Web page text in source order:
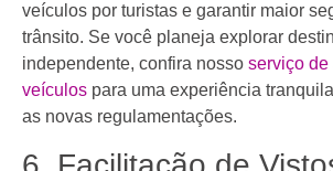
veículos por turistas e garantir maior
trânsito. Se você planeja explorar
independente, confira nosso serviço
veículos para uma experiência
as novas regulamentações.